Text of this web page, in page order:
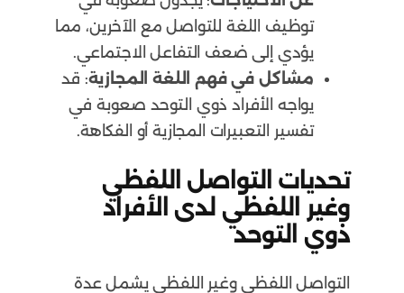
توظيف اللغة للتواصل مع الآخرين، مما
يؤدي إلى ضعف التفاعل الاجتماعي.
مشاكل في فهم اللغة المجازية: قد
يواجه الأفراد ذوي التوحد صعوبة في
تفسير التعبيرات المجازية أو الفكاهة.
تحديات التواصل اللفظي
وغير اللفظي لدى الأفراد
ذوي التوحد
التواصل اللفظي وغير اللفظي يشمل عدة